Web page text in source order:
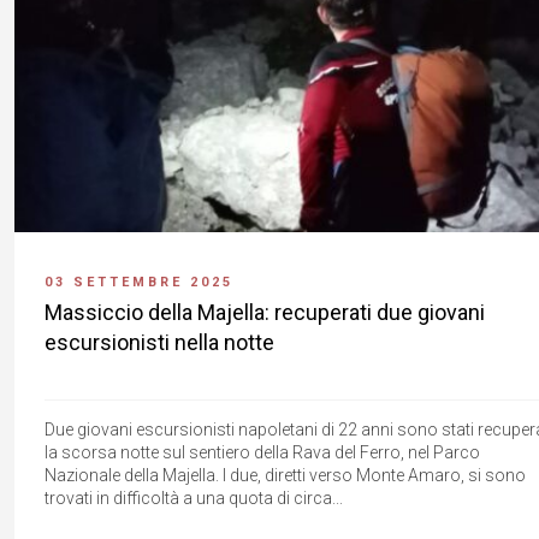
03 SETTEMBRE 2025
Massiccio della Majella: recuperati due giovani
escursionisti nella notte
Due giovani escursionisti napoletani di 22 anni sono stati
la scorsa notte sul sentiero della Rava del Ferro, nel Parco
Nazionale della Majella. I due, diretti verso Monte Amaro, si sono
trovati in difficoltà a una quota di circa...